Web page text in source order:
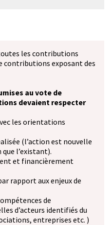
les contributions
contributions exposant des
au vote de
devaient respecter
les orientations
(l’action est nouvelle
l’existant).
et financièrement
rapport aux enjeux de
de
d’acteurs identifiés du
entreprises etc. )